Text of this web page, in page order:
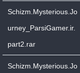
Schizm.Mysterious.Jo
urney_ParsiGamer.ir.
part2.rar
Schizm.Mysterious.Jo